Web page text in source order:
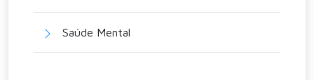
Saúde Mental